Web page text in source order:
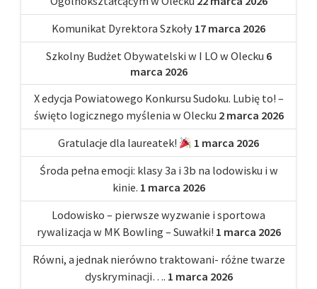
Komunikat Dyrektora Szkoły 17 marca 2026
Szkolny Budżet Obywatelski w I LO w Olecku 6
marca 2026
X edycja Powiatowego Konkursu Sudoku. Lubię to! –
święto logicznego myślenia w Olecku 2 marca 2026
Gratulacje dla laureatek!
1 marca 2026
Środa pełna emocji: klasy 3a i 3b na lodowisku i w
kinie. 1 marca 2026
Lodowisko – pierwsze wyzwanie i sportowa
rywalizacja w MK Bowling – Suwałki! 1 marca 2026
Równi, a jednak nierówno traktowani- różne twarze
dyskryminacji…. 1 marca 2026